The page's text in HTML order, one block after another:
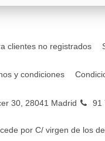
clientes no registrados
y condiciones
30, 28041 Madrid 91
por C/ virgen de los